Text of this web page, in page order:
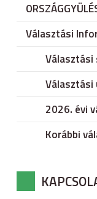
Választási
Választási
Választási
2026. évi
Korábbi